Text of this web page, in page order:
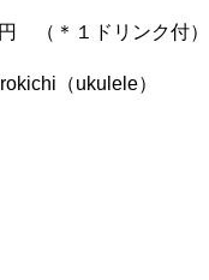
（＊１ドリンク付）
（ukulele）